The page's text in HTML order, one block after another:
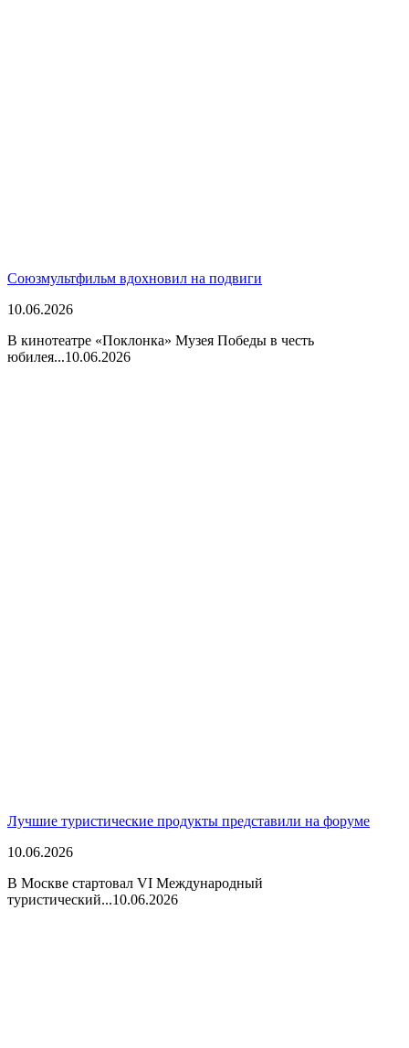
Союзмультфильм вдохновил на подвиги
10.06.2026
В кинотеатре «Поклонка» Музея Победы в честь
юбилея...10.06.2026
Лучшие туристические продукты представили на форуме
10.06.2026
В Москве стартовал VI Международный
туристический...10.06.2026